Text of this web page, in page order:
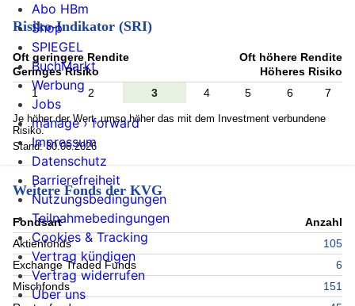
Risiko-Indikator (SRI)
Oft geringere Rendite
Geringes Risiko
Oft höhere Rendite
Höheres Risiko
1
2 3 4 5 6 7
Je höher der Wert, umso höher das mit dem Investment verbundene
Risiko.
Stand: 30.06.2026
Weitere Fonds der KVG
Fondsart
Anzahl
Aktienfonds
105
Exchange Traded Funds
6
Mischfonds
151
Abo HBm
Shop
SPIEGEL
BuchMarkt
Werbung
Jobs
manage › forward
Impressum
Datenschutz
Barrierefreiheit
Nutzungsbedingungen
Teilnahmebedingungen
Cookies & Tracking
Vertrag kündigen
Vertrag widerrufen
Über uns